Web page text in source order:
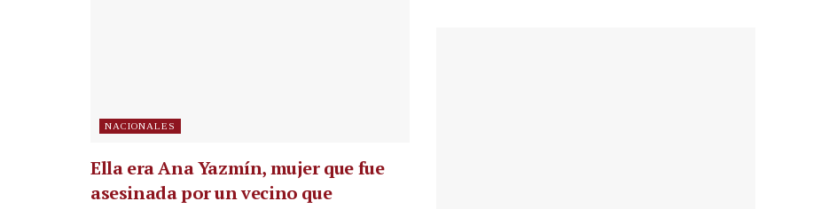
NACIONALES
Ella era Ana Yazmín, mujer que fue
asesinada por un vecino que